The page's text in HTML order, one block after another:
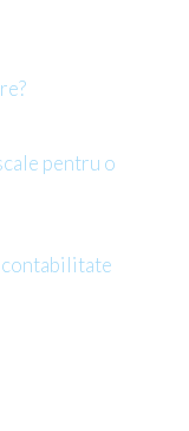
pentru o